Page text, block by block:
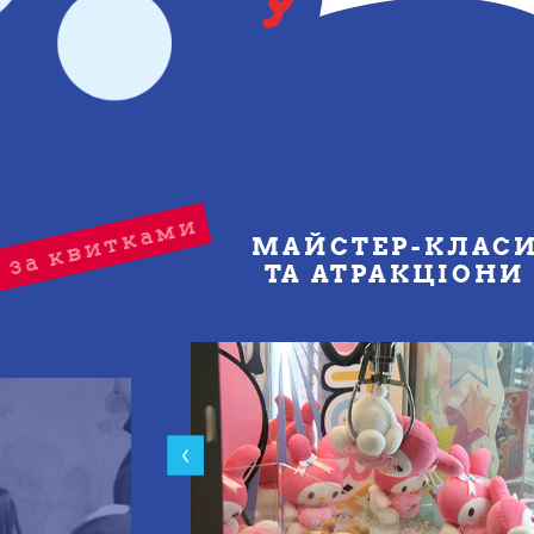
МАЙСТЕР-
ТА АТРАКЦІОНИ
квитками